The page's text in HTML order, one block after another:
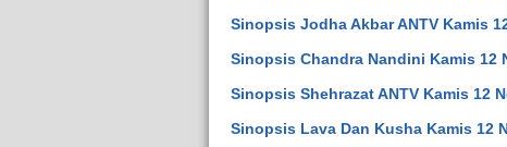
Sinopsis Jodha Akbar ANTV Kamis
Sinopsis Chandra Nandini Kamis 12
Sinopsis Shehrazat ANTV Kamis 12
Sinopsis Lava Dan Kusha Kamis 12